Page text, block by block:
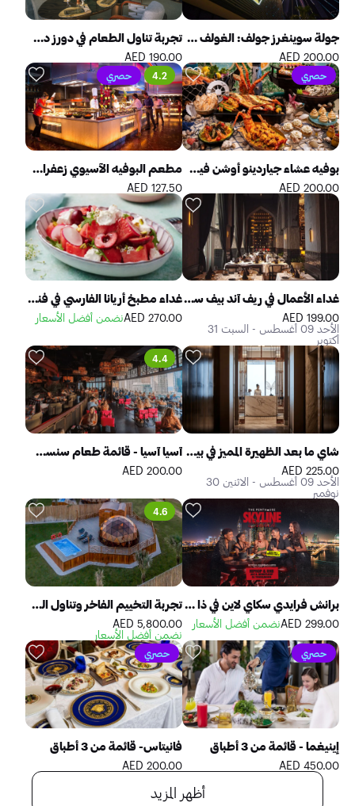
جولة سوينغرز جولف: الغولف والمشروبات وتجربة العشاء
200.00 AED
تجربة تناول الطعام في دورز دبي مول
190.00 AED
حصري
بوفيه عشاء جياردينو أوشن فيست
200.00 AED
4.2 حصري
مطعم البوفيه الآسيوي زعفران في أتلانتس النخلة
127.50 AED
غداء الأعمال في ريف آند بيف ستيك هاوس آند سي فود دبي
199.00 AED
الأحد 09 أغسطس - السبت 31
أكتوبر
غداء مطبخ أريانا الفارسي في فندق أتلانتس رويال دبي
270.00 AED نضمن أفضل الأسعار
شاي ما بعد الظهيرة المميز في بيكوك ألي مركز دبي المالي العالمي
225.00 AED
الأحد 09 أغسطس - الاثنين 30
نوفمبر
4.4
آسيا آسيا - قائمة طعام سنست بيير 7
200.00 AED
برانش فرايدي سكاي لاين في ذا بنتهاوس
299.00 AED نضمن أفضل الأسعار
4.6
تجربة التخييم الفاخر وتناول الطعام في قباب المرموم الصحراوية في دبي
5,800.00 AED
نضمن أفضل الأسعار
حصري
إينيغما - قائمة من 3 أطباق
450.00 AED
حصري
فانيتاس- قائمة من 3 أطباق
200.00 AED
أظهر المزيد